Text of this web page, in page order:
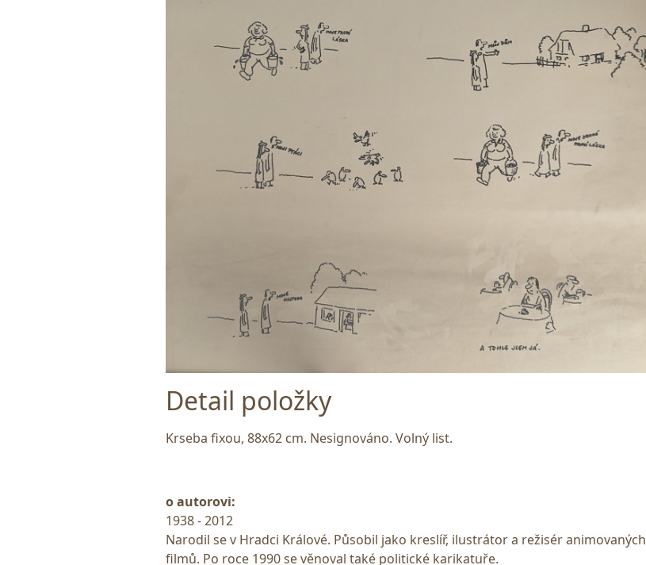
Detail položky
Krseba fixou, 88x62 cm. Nesignováno. Volný list.
o autorovi:
1938 - 2012
Narodil se v Hradci Králové. Působil jako kreslíř, ilustrátor a režisér animovaných
filmů. Po roce 1990 se věnoval také politické karikatuře.